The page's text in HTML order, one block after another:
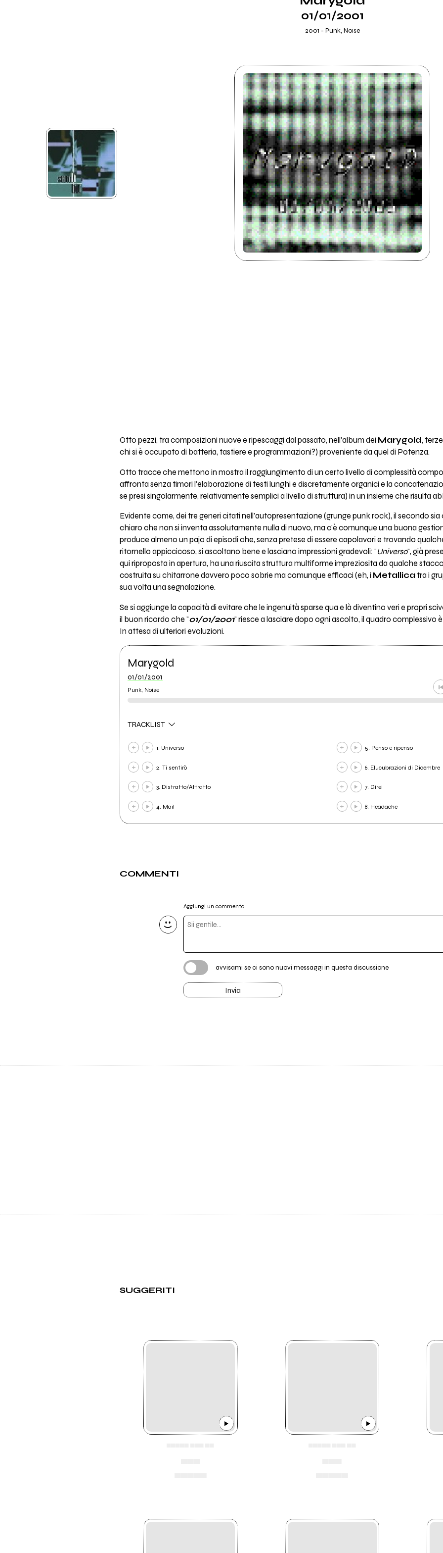
01/01/2001
2001 - Punk, Noise
Otto pezzi, tra composizioni nuove e ripescaggi dal passato, nell'album dei Marygold,
chi si è occupato di batteria, tastiere e programmazioni?) proveniente da quel di Potenza.
Otto tracce che mettono in mostra il raggiungimento di un certo livello di complessità
affronta senza timori l'elaborazione di testi lunghi e discretamente organici e la
se presi singolarmente, relativamente semplici a livello di struttura) in un insieme che risulta
Evidente come, dei tre generi citati nell'autopresentazione (grunge punk rock), il secondo sia
chiaro che non si inventa assolutamente nulla di nuovo, ma c'è comunque una buona
produce almeno un pajo di episodi che, senza pretese di essere capolavori e trovando
ritornello appiccicoso, si ascoltano bene e lasciano impressioni gradevoli: "Universo", già
qui riproposta in apertura, ha una riuscita struttura multiforme impreziosita da qualche
costruita su chitarrone davvero poco sobrie ma comunque efficaci (eh, i Metallicatra i
sua volta una segnalazione.
Se si aggiunge la capacità di evitare che le ingenuità sparse qua e là diventino veri e propri
il buon ricordo che "01/01/2001" riesce a lasciare dopo ogni ascolto, il quadro complessivo
In attesa di ulteriori evoluzioni.
Marygold
01/01/2001
Punk, Noise
TRACKLIST
1. Universo
2. Ti sentirò
3. Distratto/Attratto
4. Mai!
5. Penso e ripenso
6. Elucubrazioni di Dicembre
7. Direi
8. Headache
COMMENTI
Aggiungi un commento
avvisami se ci sono nuovi messaggi in questa discussione
Invia
SUGGERITI